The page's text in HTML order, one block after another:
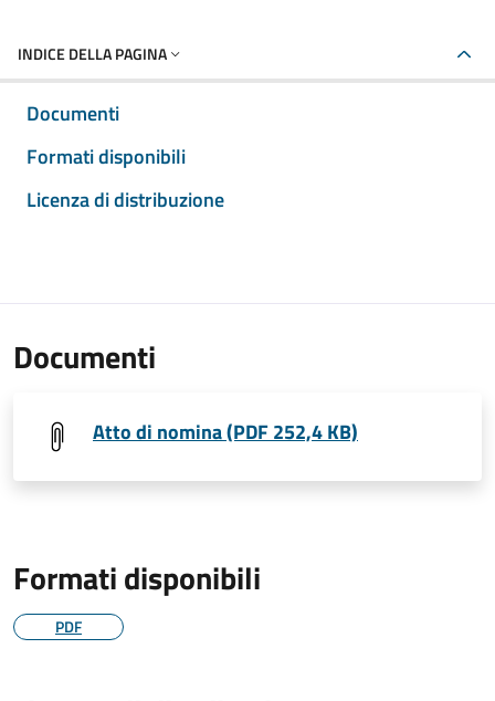
INDICE DELLA PAGINA
Documenti
Formati disponibili
Licenza di distribuzione
Documenti
Atto di nomina (PDF 252,4 KB)
Formati disponibili
PDF